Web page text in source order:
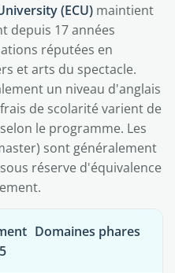
(ECU) maintient
depuis 17 années
réputées en
et arts du spectacle.
un niveau d'anglais
de scolarité varient de
selon le programme. Les
sont généralement
réserve d'équivalence
Domaines phares